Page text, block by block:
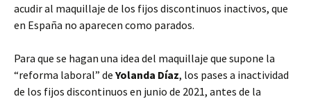
acudir al maquillaje de los fijos discontinuos inactivos, que
en España no aparecen como parados.
Para que se hagan una idea del maquillaje que supone la
“reforma laboral” de Yolanda Díaz, los pases a inactividad
de los fijos discontinuos en junio de 2021, antes de la